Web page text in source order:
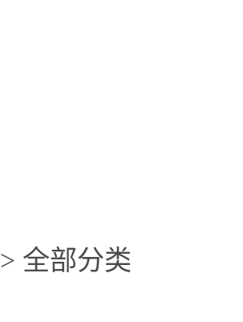
> 全部分类